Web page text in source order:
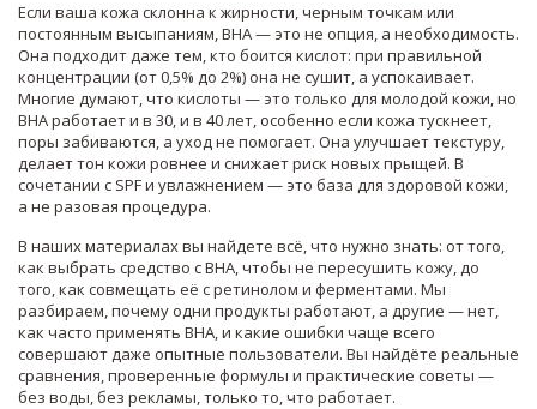
Если ваша кожа склонна к жирности, черным точкам или
постоянным высыпаниям, BHA — это не опция, а необходимость.
Она подходит даже тем, кто боится кислот: при правильной
концентрации (от 0,5% до 2%) она не сушит, а успокаивает.
Многие думают, что кислоты — это только для молодой кожи, но
BHA работает и в 30, и в 40 лет, особенно если кожа тускнеет,
поры забиваются, а уход не помогает. Она улучшает текстуру,
делает тон кожи ровнее и снижает риск новых прыщей. В
сочетании с SPF и увлажнением — это база для здоровой кожи,
а не разовая процедура.
В наших материалах вы найдете всё, что нужно знать: от того,
как выбрать средство с BHA, чтобы не пересушить кожу, до
того, как совмещать её с ретинолом и ферментами. Мы
разбираем, почему одни продукты работают, а другие — нет,
как часто применять BHA, и какие ошибки чаще всего
совершают даже опытные пользователи. Вы найдёте реальные
сравнения, проверенные формулы и практические советы —
без воды, без рекламы, только то, что работает.